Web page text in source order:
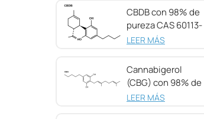
CBDB con 98% de
pureza CAS 60113-
11-3
LEER MÁS
Cannabigerol
(CBG) con 98% de
pureza CAS
LEER MÁS